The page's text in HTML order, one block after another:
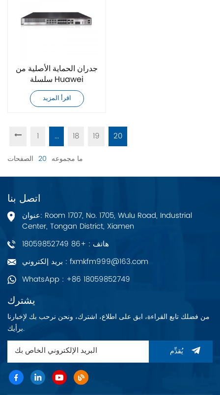
جدران الحماية الأصلية من
سلسلة Huawei
USG6525E-AC
USG6500E
اقرأ المزيد
1 ... 18 19 20
ما مجموعه 20 الصفحات
اتصل بنا
عنوان: Room 1707, No. 1705, Wulu Road, Industrial
Center, Tongan District, Xiamen
هاتف : +86 18059852749
بريد إلكتروني : fxmkfm999@163.com
WhatsApp : +86 18059852749
يشترك
من فضلك تابع القراءة، ابق على اطلاع، اشترك، ونحن نرحب بك لإخبارنا
برأيك.
يُقدِّم